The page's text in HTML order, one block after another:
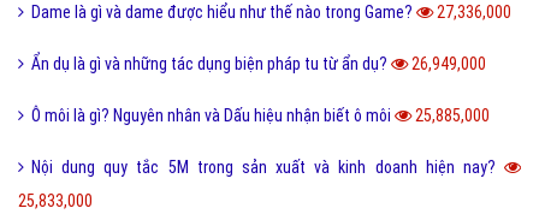
Dame là gì và dame được hiểu như thế nào trong Game? 27,336,000
Ẩn dụ là gì và những tác dụng biện pháp tu từ ẩn dụ? 26,949,000
Ô môi là gì? Nguyên nhân và Dấu hiệu nhận biết ô môi 25,885,000
Nội dung quy tắc 5M trong sản xuất và kinh doanh hiện nay?
25,833,000